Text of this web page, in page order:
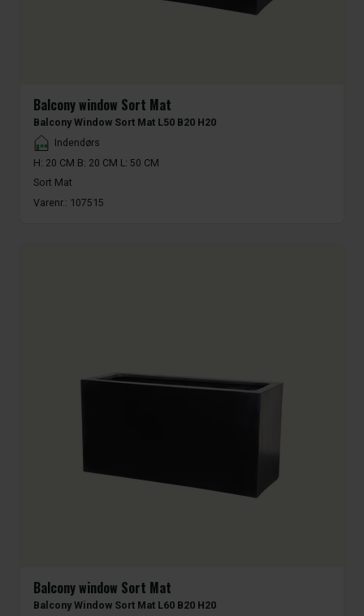
Balcony window Sort Mat
Balcony Window Sort Mat L50 B20 H20
Placement
Indendørs
H: 20 CM B: 20 CM L: 50 CM
Sort Mat
Varenr.: 107515
Balcony window Sort Mat
Balcony Window Sort Mat L60 B20 H20